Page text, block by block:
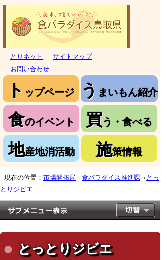
とりネット
サイトマップ
お問い合わせ
ト ップページ う まいもん紹介
食のイベント 買う・食べる
地産地消活動 施策情報
現在の位置： 市場開拓局 食パラダイス推進課
とっ
とりジビエ
とっとりジビエ